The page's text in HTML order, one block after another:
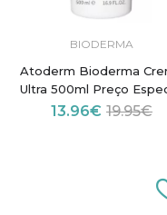
BIODERMA
Atoderm Bioderma
Ultra 500ml Preço
13.96€ 19.95€